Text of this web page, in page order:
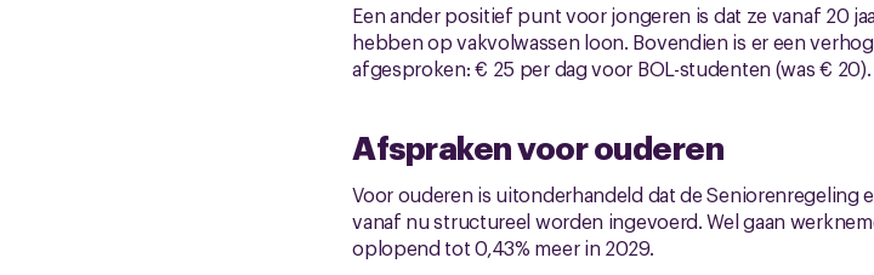
Een ander positief punt voor jongeren is dat ze vanaf 20
hebben op vakvolwassen loon. Bovendien is er een
afgesproken: € 25 per dag voor BOL-studenten (was € 20).
Afspraken voor ouderen
Voor ouderen is uitonderhandeld dat de Seniorenregeling
vanaf nu structureel worden ingevoerd. Wel gaan
oplopend tot 0,43% meer in 2029.